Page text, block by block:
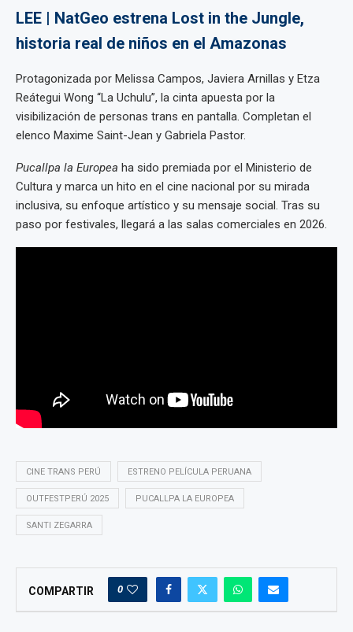
LEE | NatGeo estrena Lost in the Jungle,
historia real de niños en el Amazonas
Protagonizada por Melissa Campos, Javiera Arnillas y Etza
Reátegui Wong “La Uchulu”, la cinta apuesta por la
visibilización de personas trans en pantalla. Completan el
elenco Maxime Saint-Jean y Gabriela Pastor.
Pucallpa la Europea ha sido premiada por el Ministerio de
Cultura y marca un hito en el cine nacional por su mirada
inclusiva, su enfoque artístico y su mensaje social. Tras su
paso por festivales, llegará a las salas comerciales en 2026.
CINE TRANS PERÚ ESTRENO PELÍCULA PERUANA
OUTFESTPERÚ 2025 PUCALLPA LA EUROPEA
SANTI ZEGARRA
COMPARTIR 0